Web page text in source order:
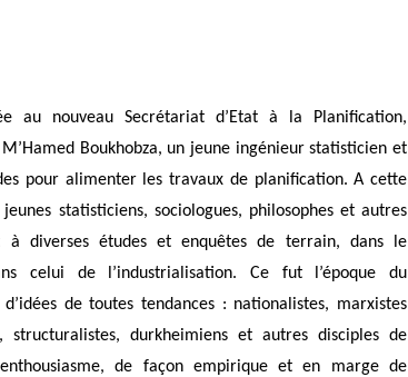
au nouveau Secrétariat d’Etat à la Planification,
Boukhobza, un jeune ingénieur statisticien et
pour alimenter les travaux de planification. A cette
statisticiens, sociologues, philosophes et autres
à diverses études et enquêtes de terrain, dans le
celui de l’industrialisation. Ce fut l’époque du
de toutes tendances : nationalistes, marxistes
structuralistes, durkheimiens et autres disciples de
de façon empirique et en marge de